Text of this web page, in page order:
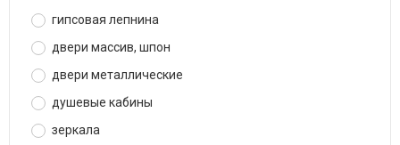
гипсовая лепнина
двери массив, шпон
двери металлические
душевые кабины
зеркала